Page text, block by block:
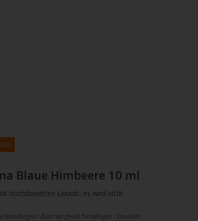
Blaue Himbeere 10 ml
hochdosierten Liquids, es wird nicht
Hersteller empfohlene Dosierung
hinzufügen / Zum Vergleich hinzufügen / Drucken